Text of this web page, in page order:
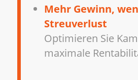
Mehr Gewinn,
Streuverlust
Optimieren Sie
maximale